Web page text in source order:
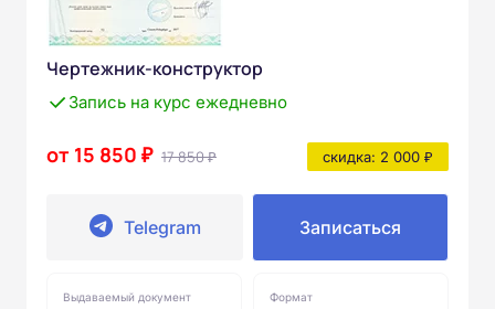
Чертежник-конструктор
Запись на курс ежедневно
от 15 850 ₽ 17 850 ₽ скидка: 2 000 ₽
Telegram Записаться
Выдаваемый документ Формат